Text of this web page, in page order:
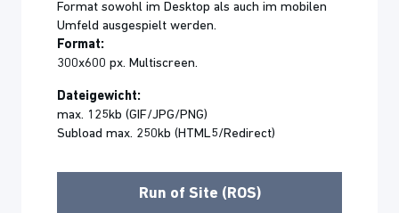
Format sowohl im Desktop als auch im mobilen
Umfeld ausgespielt werden.
Format:
300x600 px. Multiscreen.
Dateigewicht:
max. 125kb (GIF/JPG/PNG)
Subload max. 250kb (HTML5/Redirect)
Run of Site (ROS)